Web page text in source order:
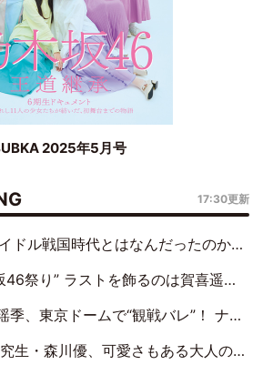
2025年5月号
17:30更新
んぱ組.inc・古川未鈴×相沢梨紗「『ハロプロやりたかったな』って言ったら、夢眠ねむさんに『てめえはでんぱ組．incなんだよ！』って肩パンされて(笑)」
のは賀喜遥香…5年ぶりの登場に「5年分大人になった私を見ていただけたら」
”！ ナイツ・塙も認めた「巨人に詳しすぎるアイドル」は元VENUSスクール生で杉内コーチ推し⁉
・森川優、可愛さもある大人の女性に